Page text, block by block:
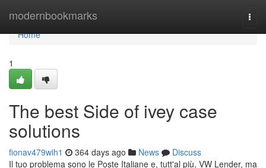
modernbookmarks
Home
Home
1
The best Side of ivey case
solutions
fionav479wih1 364 days ago News
Discuss
Il tuo problema sono le Poste Italiane e, tutt'al più, VW Lender, ma